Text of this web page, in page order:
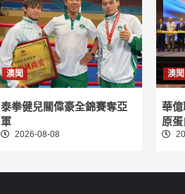
澳聞
泰拳健兒關偉豪全錦賽奪亞
軍
2026-08-08
澳聞
華
原